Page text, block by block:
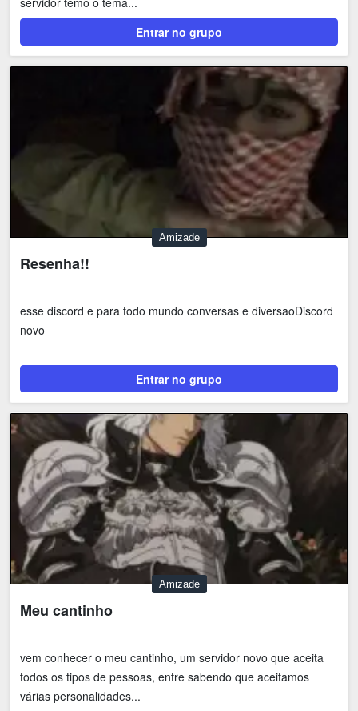
Entrar no grupo
Amizade
Resenha!!
esse discord e para todo mundo conversas e diversaoDiscord
novo
Entrar no grupo
Amizade
Meu cantinho
vem conhecer o meu cantinho, um servidor novo que aceita
todos os tipos de pessoas, entre sabendo que aceitamos
várias personalidades...